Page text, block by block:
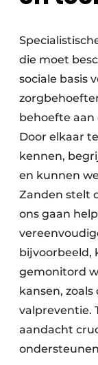
die moet
sociale basis
behoefte aan
Door elkaar
kennen,
en kunnen
Zanden stelt
ons gaan
bijvoorbeeld,
gemonitord
kansen,
valpreventie.
aandacht